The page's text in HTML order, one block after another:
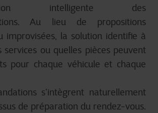
intelligente des
Au lieu de propositions
improvisées, la solution identifie à
services ou quelles pièces peuvent
pour chaque véhicule et chaque
s’intègrent naturellement
de préparation du rendez-vous.